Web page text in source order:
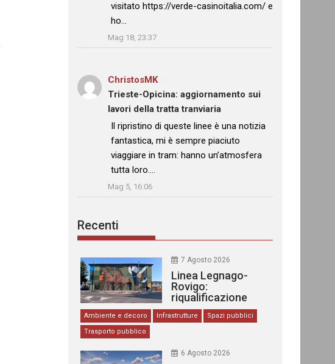
visitato https://verde-casinoitalia.com/ e
ho…
Mag 18, 23:37
ChristosMKsu
Trieste-Opicina: aggiornamento sui
lavori della tratta tranviaria
: “
Il ripristino di queste linee è una notizia
fantastica, mi è sempre piaciuto
viaggiare in tram: hanno un’atmosfera
tutta loro.…
Mag 5, 16:06
Recenti
7 Agosto 2026
Linea Legnago-
Rovigo:
riqualificazione
delle stazioni
Ambiente e decoro Infrastrutture
Spazi pubblici
Trasporto pubblico
6 Agosto 2026